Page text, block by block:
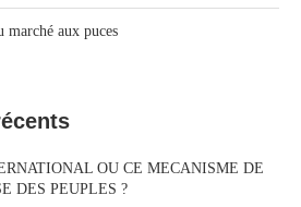
aux puces
OU CE MECANISME DE
DES PEUPLES ?